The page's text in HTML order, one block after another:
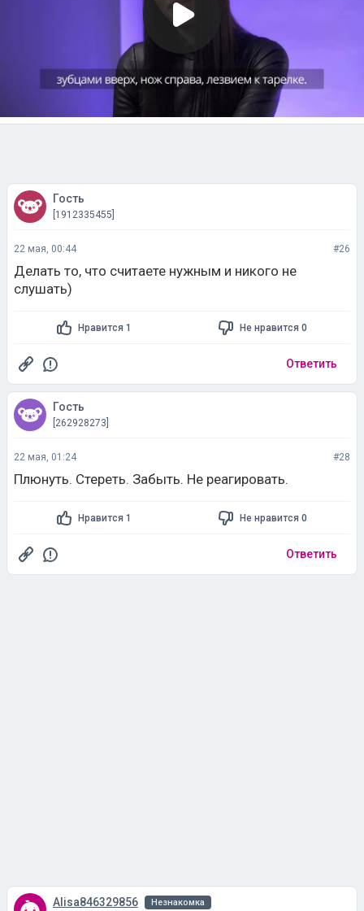
Гость
[1912335455]
22 мая, 00:44 #26
Делать то, что считаете нужным и никого не
слушать)
Нравится 1 Не нравится 0
Ответить
Гость
[262928273]
22 мая, 01:24 #28
Плюнуть. Стереть. Забыть. Не реагировать.
Нравится 1 Не нравится 0
Ответить
Alisa846329856 Незнакомка